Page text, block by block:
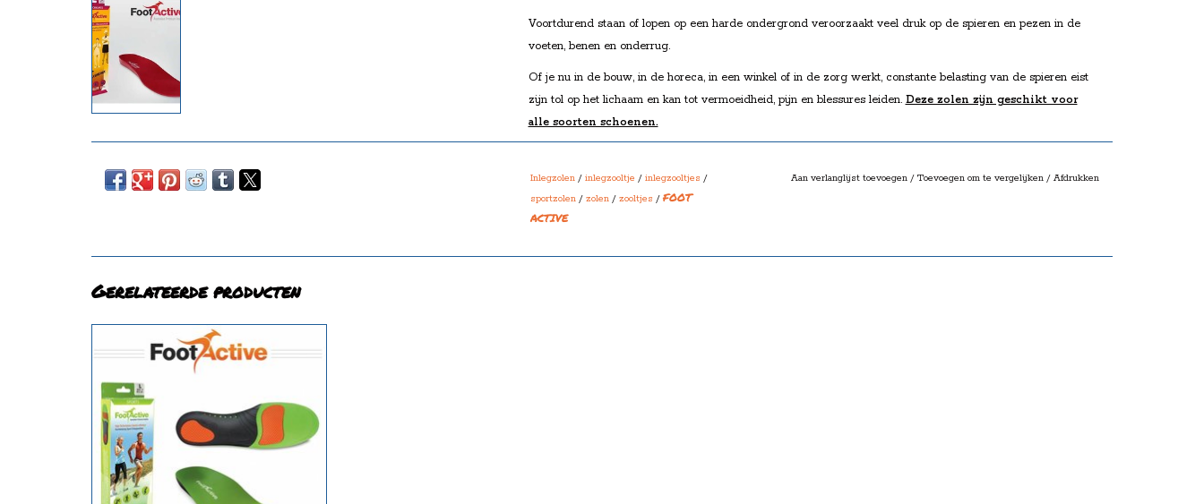
Voortdurend staan of lopen op een harde ondergrond veroorzaakt veel druk op de spieren en pezen in de
voeten, benen en onderrug.
Of je nu in de bouw, in de horeca, in een winkel of in de zorg werkt, constante belasting van de spieren eist
zijn tol op het lichaam en kan tot vermoeidheid, pijn en blessures leiden. Deze zolen zijn geschikt voor
alle soorten schoenen.
en verminderen de belasting op de benen, knieën en onderrug.
Inlegzolen / inlegzooltje / inlegzooltjes /
sportzolen / zolen / zooltjes /FOOT
ACTIVE
Aan verlanglijst toevoegen / Toevoegen om te vergelijken / Afdrukken
Gerelateerde producten
Inlegzolen Sport
TOEVOEGEN AAN WINKELWAGEN